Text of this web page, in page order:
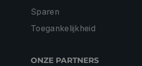
Sparen
Toegankelijkheid
ONZE PARTNERS